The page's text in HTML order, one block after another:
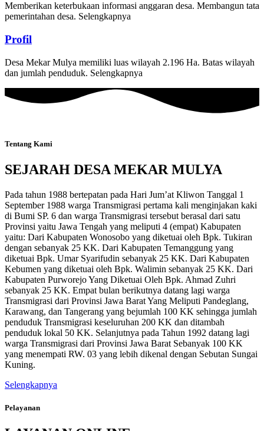
Memberikan keterbukaan informasi anggaran desa. Membangun tata
pemerintahan desa. Selengkapnya
Profil
Desa Mekar Mulya memiliki luas wilayah 2.196 Ha. Batas wilayah
dan jumlah penduduk. Selengkapnya
Tentang Kami
SEJARAH DESA MEKAR MULYA
Pada tahun 1988 bertepatan pada Hari Jum’at Kliwon Tanggal 1
September 1988 warga Transmigrasi pertama kali menginjakan kaki
di Bumi SP. 6 dan warga Transmigrasi tersebut berasal dari satu
Provinsi yaitu Jawa Tengah yang meliputi 4 (empat) Kabupaten
yaitu: Dari Kabupaten Wonosobo yang diketuai oleh Bpk. Tukiran
dengan sebanyak 25 KK. Dari Kabupaten Temanggung yang
diketuai Bpk. Umar Syarifudin sebanyak 25 KK. Dari Kabupaten
Kebumen yang diketuai oleh Bpk. Walimin sebanyak 25 KK. Dari
Kabupaten Purworejo Yang Diketuai Oleh Bpk. Ahmad Zuhri
sebanyak 25 KK. Empat bulan berikutnya datang lagi warga
Transmigrasi dari Provinsi Jawa Barat Yang Meliputi Pandeglang,
Karawang, dan Tangerang yang bejumlah 100 KK sehingga jumlah
penduduk Transmigrasi keseluruhan 200 KK dan ditambah
penduduk lokal 50 KK. Selanjutnya pada Tahun 1992 datang lagi
warga Transmigrasi dari Provinsi Jawa Barat Sebanyak 100 KK
yang menempati RW. 03 yang lebih dikenal dengan Sebutan Sungai
Kuning.
Selengkapnya
Pelayanan